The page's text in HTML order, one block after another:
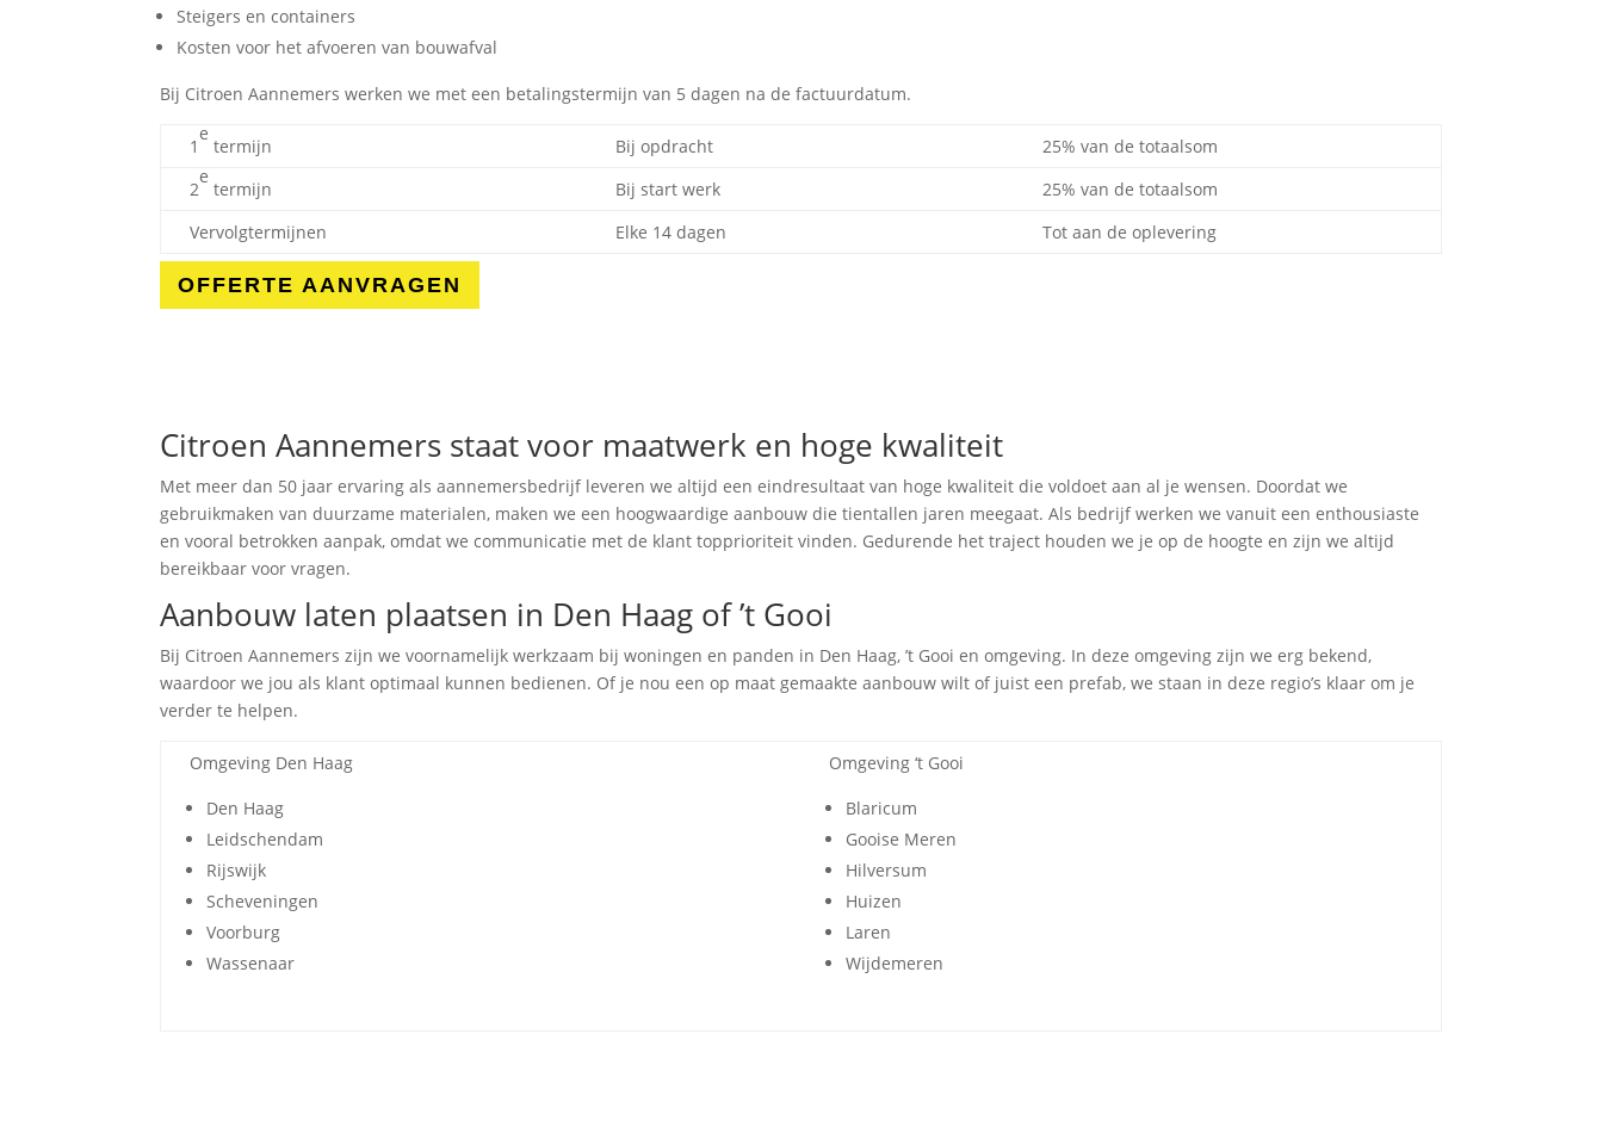
Steigers en containers
Kosten voor het afvoeren van bouwafval
Bij Citroen Aannemers werken we met een betalingstermijn van 5 dagen na de factuurdatum.
1
e
termijn Bij opdracht
25% van de totaalsom
2
e
termijn Bij start werk
25% van de totaalsom
Vervolgtermijnen
Elke 14 dagen Tot aan de oplevering
OFFERTE AANVRAGEN
Citroen Aannemers staat voor maatwerk en hoge kwaliteit
Met meer dan 50 jaar ervaring als aannemersbedrijf leveren we altijd een eindresultaat van hoge kwaliteit die voldoet aan al je wensen. Doordat we
gebruikmaken van duurzame materialen, maken we een hoogwaardige aanbouw die tientallen jaren meegaat. Als bedrijf werken we vanuit een enthousiaste
en vooral betrokken aanpak, omdat we communicatie met de klant topprioriteit vinden. Gedurende het traject houden we je op de hoogte en zijn we altijd
bereikbaar voor vragen.
Aanbouw laten plaatsen in Den Haag of ’t Gooi
Bij Citroen Aannemers zijn we voornamelijk werkzaam bij woningen en panden in Den Haag, ’t Gooi en omgeving. In deze omgeving zijn we erg bekend,
waardoor we jou als klant optimaal kunnen bedienen. Of je nou een op maat gemaakte aanbouw wilt of juist een prefab, we staan in deze regio’s klaar om je
verder te helpen.
Omgeving Den Haag
Den Haag
Leidschendam
Rijswijk
Scheveningen
Voorburg
Wassenaar
Omgeving ‘t Gooi
Blaricum
Gooise Meren
Hilversum
Huizen
Laren
Wijdemeren